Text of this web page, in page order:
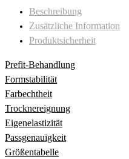
Beschreibung
Zusätzliche Information
Produktsicherheit
Prefit-Behandlung
Formstabilität
Farbechtheit
Trocknereignung
Eigenelastizität
Passgenauigkeit
Größentabelle